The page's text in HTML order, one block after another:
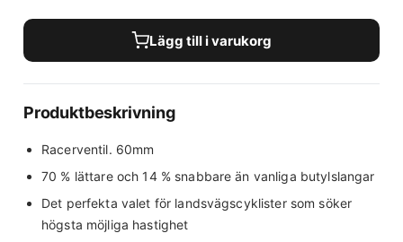
Lägg till i varukorg
Produktbeskrivning
Racerventil. 60mm
70 % lättare och 14 % snabbare än vanliga butylslangar
Det perfekta valet för landsvägscyklister som söker
högsta möjliga hastighet